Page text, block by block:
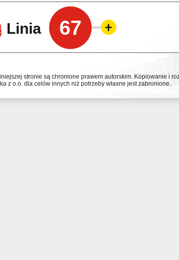
Linia 67
stronie są chronione prawem autorskim. Kopiowanie i
z o.o. dla celów innych niż potrzeby własne jest zabronione.